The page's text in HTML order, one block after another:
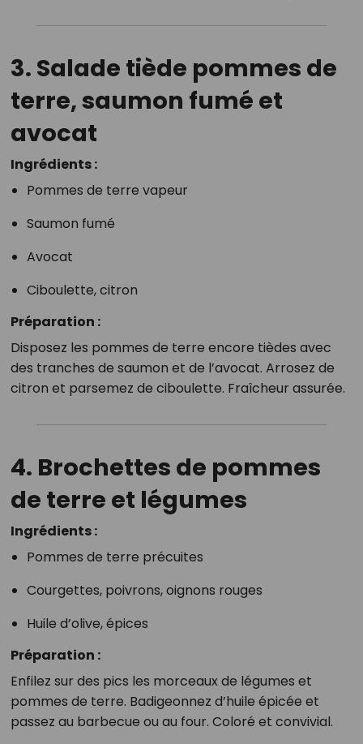
3. Salade tiède pommes de
terre, saumon fumé et
avocat
Ingrédients :
Pommes de terre vapeur
Saumon fumé
Avocat
Ciboulette, citron
Préparation :
Disposez les pommes de terre encore tièdes avec
des tranches de saumon et de l’avocat. Arrosez de
citron et parsemez de ciboulette. Fraîcheur assurée.
4. Brochettes de pommes
de terre et légumes
Ingrédients :
Pommes de terre précuites
Courgettes, poivrons, oignons rouges
Huile d’olive, épices
Préparation :
Enfilez sur des pics les morceaux de légumes et
pommes de terre. Badigeonnez d’huile épicée et
passez au barbecue ou au four. Coloré et convivial.